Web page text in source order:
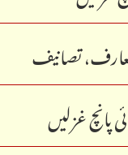
تصانیف
پانچ غزلیں